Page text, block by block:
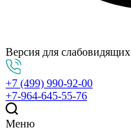
Версия для слабовидящих
+7 (499) 990-92-00
+7-964-645-55-76
Меню